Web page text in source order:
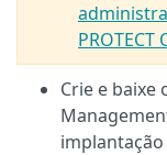
PROTECT
Crie e baixe
implantação